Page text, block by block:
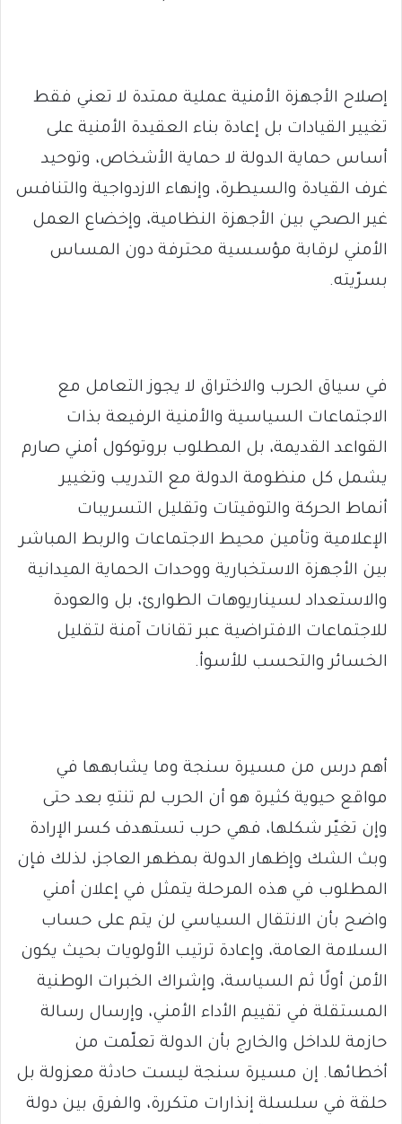
إصلاح الأجهزة الأمنية عملية ممتدة لا تعني فقط
تغيير القيادات بل إعادة بناء العقيدة الأمنية على
أساس حماية الدولة لا حماية الأشخاص، وتوحيد
غرف القيادة والسيطرة، وإنهاء الازدواجية والتنافس
غير الصحي بين الأجهزة النظامية، وإخضاع العمل
الأمني لرقابة مؤسسية محترفة دون المساس
بسرّيته.
في سياق الحرب والاختراق لا يجوز التعامل مع
الاجتماعات السياسية والأمنية الرفيعة بذات
القواعد القديمة، بل المطلوب بروتوكول أمني صارم
يشمل كل منظومة الدولة مع التدريب وتغيير
أنماط الحركة والتوقيتات وتقليل التسريبات
الإعلامية وتأمين محيط الاجتماعات والربط المباشر
بين الأجهزة الاستخبارية ووحدات الحماية الميدانية
والاستعداد لسيناريوهات الطوارئ، بل والعودة
للاجتماعات الافتراضية عبر تقانات آمنة لتقليل
الخسائر والتحسب للأسوأ.
أهم درس من مسيرة سنجة وما يشابهها في
مواقع حيوية كثيرة هو أن الحرب لم تنتهِ بعد حتى
وإن تغيّر شكلها، فهي حرب تستهدف كسر الإرادة
وبث الشك وإظهار الدولة بمظهر العاجز، لذلك فإن
المطلوب في هذه المرحلة يتمثل في إعلان أمني
واضح بأن الانتقال السياسي لن يتم على حساب
السلامة العامة، وإعادة ترتيب الأولويات بحيث يكون
الأمن أولًا ثم السياسة، وإشراك الخبرات الوطنية
المستقلة في تقييم الأداء الأمني، وإرسال رسالة
حازمة للداخل والخارج بأن الدولة تعلّمت من
أخطائها. إن مسيرة سنجة ليست حادثة معزولة بل
حلقة في سلسلة إنذارات متكررة، والفرق بين دولة